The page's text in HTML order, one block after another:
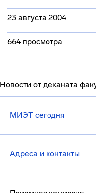
23 августа 2004
664 просмотра
Новости от деканата
МИЭТ сегодня
Адреса и контакты